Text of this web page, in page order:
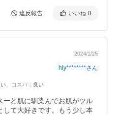
違反報告 いいね 0
2024/1/25
hiy********さん
コスパ ： 良い
ーと肌に馴染んでお肌がツル
して大好きです。もう少し本